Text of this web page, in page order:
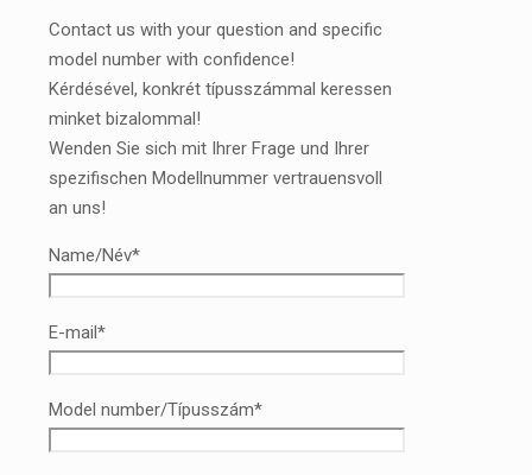
Contact us with your question and specific
model number with confidence!
Kérdésével, konkrét típusszámmal keressen
minket bizalommal!
Wenden Sie sich mit Ihrer Frage und Ihrer
spezifischen Modellnummer vertrauensvoll
an uns!
Name/Név*
E-mail*
Model number/Típusszám*